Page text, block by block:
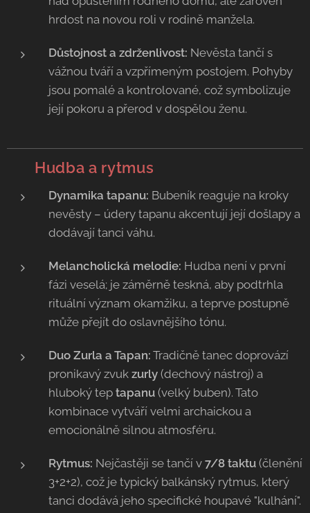
hrdost na novou roli v rodině manžela.
Důstojnost a zdrženlivost: Nevěsta tančí s
vážnou tváří a vzpřímeným postojem. Pohyby
jsou pomalé a kontrolované, což symbolizuje
její pokoru a přerod v dospělou ženu.
Hudba a rytmus
Dynamika tapanu: Bubeník reaguje na kroky
nevěsty – údery tapanu akcentují její došlapy a
dodávají tanci váhu.
Melancholická melodie: Hudba není v první
fázi veselá; je záměrně teskná, aby podtrhla
rituální význam okamžiku, a teprve postupně
může přejít do oslavnějšího tónu.
Duo Zurla a Tapan: Tradičně tanec doprovází
pronikavý zvuk zurly (dechový nástroj) a
hluboký tep tapanu (velký buben). Tato
kombinace vytváří velmi archaickou a
emocionálně silnou atmosféru.
Rytmus: Nejčastěji se tančí v 7/8 taktu (členění
3+2+2), což je typický balkánský rytmus, který
tanci dodává jeho specifické houpavé "kulhání".